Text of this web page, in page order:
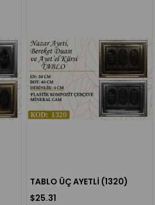
TABLO ÜÇ AYETLİ (1320)
$25.31